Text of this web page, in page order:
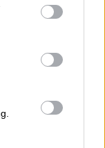
may click to
party tags to
in below Google
της
και